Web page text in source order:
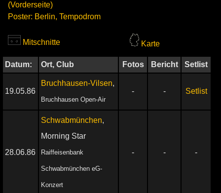
(Vorderseite)
Poster: Berlin, Tempodrom
Mitschnitte Karte
Datum: Ort, Club Fotos Bericht Setlist
19.05.86
Bruchhausen-Vilsen,
Bruchhausen Open-Air
- - Setlist
28.06.86
Schwabmünchen,
Morning Star
Raiffeisenbank
Schwabmünchen eG-
Konzert
- - -